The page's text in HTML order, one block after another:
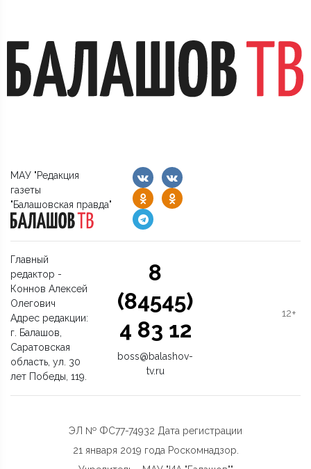
МАУ "Редакция
газеты
"Балашовская правда"
Главный
редактор -
Коннов Алексей
Олегович
Адрес редакции:
г. Балашов,
Саратовская
область, ул. 30
лет Победы, 119.
8
(84545)
4 83 12
boss@balashov-
tv.ru
12+
ЭЛ № ФС77-74932 Дата регистрации
21 января 2019 года Роскомнадзор.